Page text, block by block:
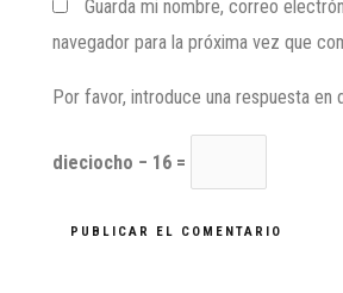
Guarda mi nombre, correo
navegador para la próxima vez que
Por favor, introduce una respuesta en
dieciocho − 16 =